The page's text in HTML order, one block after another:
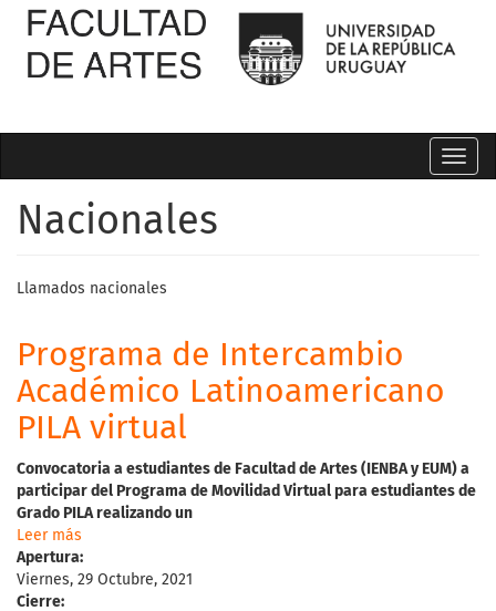
Toggle
Nacionales
Llamados nacionales
Programa de Intercambio
Académico Latinoamericano
PILA virtual
Convocatoria a estudiantes de Facultad de Artes ( IENBA y EUM) a
participar del Programa de Movilidad Virtual para estudiantes de
Grado PILA realizando un
Leer más
Apertura:
Viernes, 29 Octubre, 2021
Cierre: